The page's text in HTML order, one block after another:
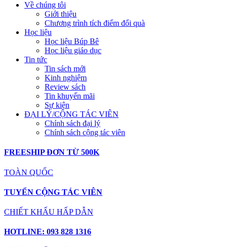
Về chúng tôi
Giới thiệu
Chương trình tích điểm đổi quà
Học liệu
Học liệu Búp Bê
Học liệu giáo dục
Tin tức
Tin sách mới
Kinh nghiệm
Review sách
Tin khuyến mãi
Sự kiện
ĐẠI LÝ/CỘNG TÁC VIÊN
Chính sách đại lý
Chính sách cộng tác viên
FREESHIP ĐƠN TỪ 500K
TOÀN QUỐC
TUYỂN CỘNG TÁC VIÊN
CHIẾT KHẤU HẤP DẪN
HOTLINE: 093 828 1316